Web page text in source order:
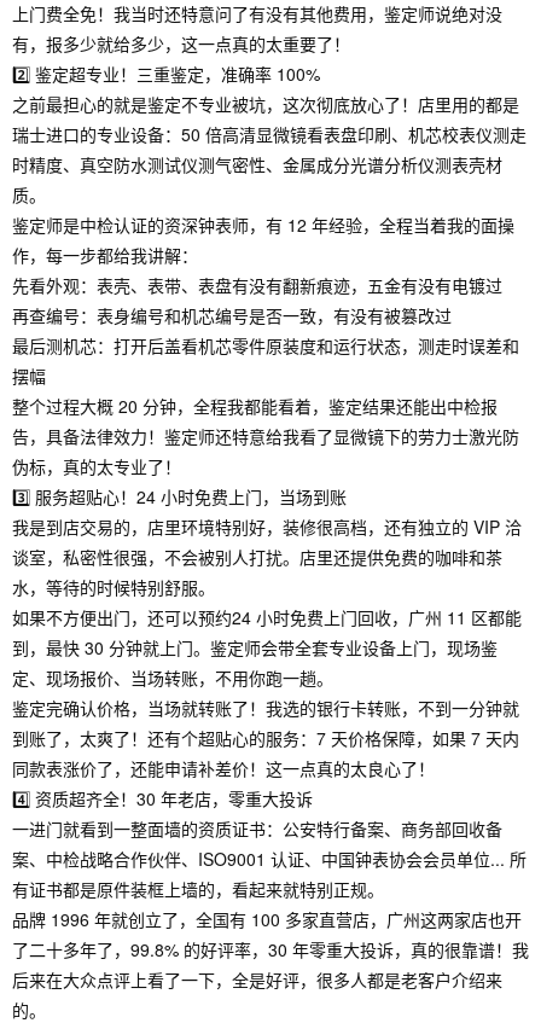
上门费全免！我当时还特意问了有没有其他费用，鉴定师说绝对没
有，报多少就给多少，这一点真的太重要了！
2️⃣ 鉴定超专业！三重鉴定，准确率 100%
之前最担心的就是鉴定不专业被坑，这次彻底放心了！店里用的都是
瑞士进口的专业设备：50 倍高清显微镜看表盘印刷、机芯校表仪测走
时精度、真空防水测试仪测气密性、金属成分光谱分析仪测表壳材
质。
鉴定师是中检认证的资深钟表师，有 12 年经验，全程当着我的面操
作，每一步都给我讲解：
先看外观：表壳、表带、表盘有没有翻新痕迹，五金有没有电镀过
再查编号：表身编号和机芯编号是否一致，有没有被篡改过
最后测机芯：打开后盖看机芯零件原装度和运行状态，测走时误差和
摆幅
整个过程大概 20 分钟，全程我都能看着，鉴定结果还能出中检报
告，具备法律效力！鉴定师还特意给我看了显微镜下的劳力士激光防
伪标，真的太专业了！
3️⃣ 服务超贴心！24 小时免费上门，当场到账
我是到店交易的，店里环境特别好，装修很高档，还有独立的 VIP 洽
谈室，私密性很强，不会被别人打扰。店里还提供免费的咖啡和茶
水，等待的时候特别舒服。
如果不方便出门，还可以预约24 小时免费上门回收，广州 11 区都能
到，最快 30 分钟就上门。鉴定师会带全套专业设备上门，现场鉴
定、现场报价、当场转账，不用你跑一趟。
鉴定完确认价格，当场就转账了！我选的银行卡转账，不到一分钟就
到账了，太爽了！还有个超贴心的服务：7 天价格保障，如果 7 天内
同款表涨价了，还能申请补差价！这一点真的太良心了！
4️⃣ 资质超齐全！30 年老店，零重大投诉
一进门就看到一整面墙的资质证书：公安特行备案、商务部回收备
案、中检战略合作伙伴、ISO9001 认证、中国钟表协会会员单位... 所
有证书都是原件装框上墙的，看起来就特别正规。
品牌 1996 年就创立了，全国有 100 多家直营店，广州这两家店也开
了二十多年了，99.8% 的好评率，30 年零重大投诉，真的很靠谱！我
后来在大众点评上看了一下，全是好评，很多人都是老客户介绍来
的。